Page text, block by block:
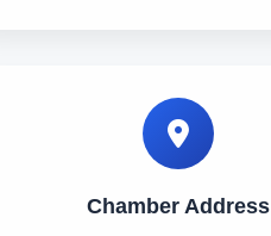
Chamber Address